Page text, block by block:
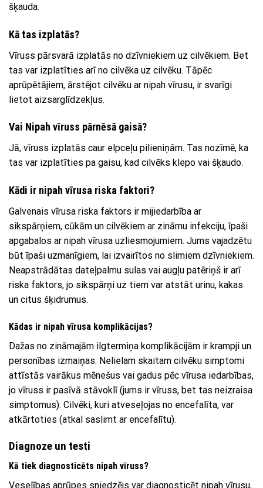
šķauda.
Kā tas izplatās?
Vīruss pārsvarā izplatās no dzīvniekiem uz cilvēkiem. Bet
tas var izplatīties arī no cilvēka uz cilvēku. Tāpēc
aprūpētājiem, ārstējot cilvēku ar nipah vīrusu, ir svarīgi
lietot aizsarglīdzekļus.
Vai Nipah vīruss pārnēsā gaisā?
Jā, vīruss izplatās caur elpceļu pilieniņām. Tas nozīmē, ka
tas var izplatīties pa gaisu, kad cilvēks klepo vai šķaudo.
Kādi ir nipah vīrusa riska faktori?
Galvenais vīrusa riska faktors ir mijiedarbība ar
sikspārņiem, cūkām un cilvēkiem ar zināmu infekciju, īpaši
apgabalos ar nipah vīrusa uzliesmojumiem. Jums vajadzētu
būt īpaši uzmanīgiem, lai izvairītos no slimiem dzīvniekiem.
Neapstrādātas dateļpalmu sulas vai augļu patēriņš ir arī
riska faktors, jo sikspārņi uz tiem var atstāt urinu, kakas
un citus šķidrumus.
Kādas ir nipah vīrusa komplikācijas?
Dažas no zināmajām ilgtermiņa komplikācijām ir krampji un
personības izmaiņas. Nelielam skaitam cilvēku simptomi
attīstās vairākus mēnešus vai gadus pēc vīrusa iedarbības,
jo vīruss ir pasīvā stāvoklī (jums ir vīruss, bet tas neizraisa
simptomus). Cilvēki, kuri atveseļojas no encefalīta, var
atkārtoties (atkal saslimt ar encefalītu).
Diagnoze un testi
Kā tiek diagnosticēts nipah vīruss?
Veselības aprūpes sniedzējs var diagnosticēt nipah vīrusu,